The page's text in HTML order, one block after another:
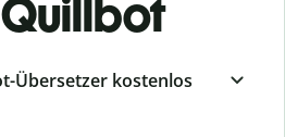
Übersetzer kostenlos